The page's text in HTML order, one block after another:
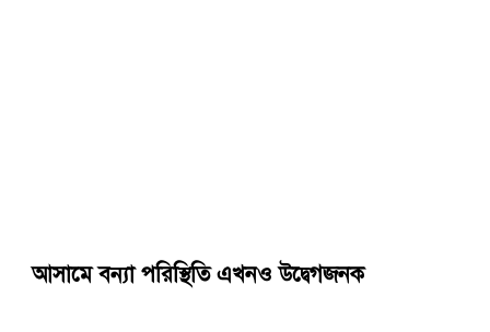
আসামে বন্যা পরিস্থিতি এখনও উদ্বেগজনক